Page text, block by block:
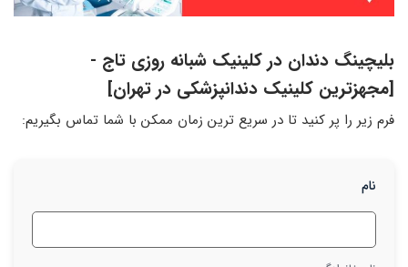
بلیچینگ دندان در کلینیک شبانه روزی تاج -
[مجهزترین کلینیک دندانپزشکی در تهران]
فرم زیر را پر کنید تا در سریع ترین زمان ممکن با شما تماس بگیریم:
نام